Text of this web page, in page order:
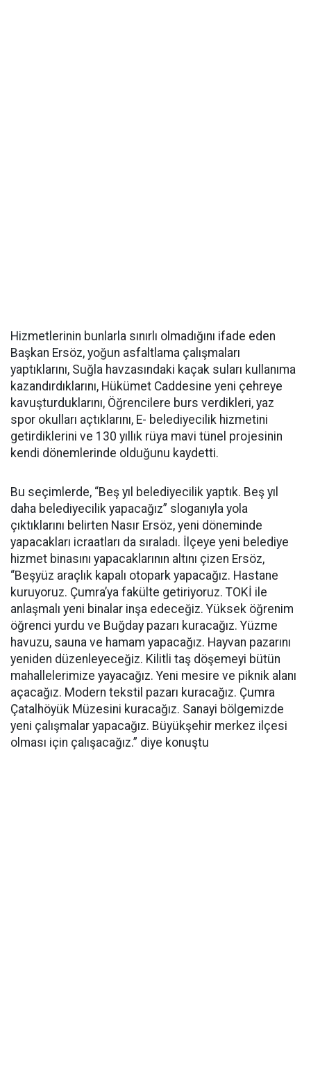
Hizmetlerinin bunlarla sınırlı olmadığını ifade eden
Başkan Ersöz, yoğun asfaltlama çalışmaları
yaptıklarını, Suğla havzasındaki kaçak suları kullanıma
kazandırdıklarını, Hükümet Caddesine yeni çehreye
kavuşturduklarını, Öğrencilere burs verdikleri, yaz
spor okulları açtıklarını, E- belediyecilik hizmetini
getirdiklerini ve 130 yıllık rüya mavi tünel projesinin
kendi dönemlerinde olduğunu kaydetti.
Bu seçimlerde, “Beş yıl belediyecilik yaptık. Beş yıl
daha belediyecilik yapacağız” sloganıyla yola
çıktıklarını belirten Nasır Ersöz, yeni döneminde
yapacakları icraatları da sıraladı. İlçeye yeni belediye
hizmet binasını yapacaklarının altını çizen Ersöz,
“Beşyüz araçlık kapalı otopark yapacağız. Hastane
kuruyoruz. Çumra’ya fakülte getiriyoruz. TOKİ ile
anlaşmalı yeni binalar inşa edeceğiz. Yüksek öğrenim
öğrenci yurdu ve Buğday pazarı kuracağız. Yüzme
havuzu, sauna ve hamam yapacağız. Hayvan pazarını
yeniden düzenleyeceğiz. Kilitli taş döşemeyi bütün
mahallelerimize yayacağız. Yeni mesire ve piknik alanı
açacağız. Modern tekstil pazarı kuracağız. Çumra
Çatalhöyük Müzesini kuracağız. Sanayi bölgemizde
yeni çalışmalar yapacağız. Büyükşehir merkez ilçesi
olması için çalışacağız.” diye konuştu